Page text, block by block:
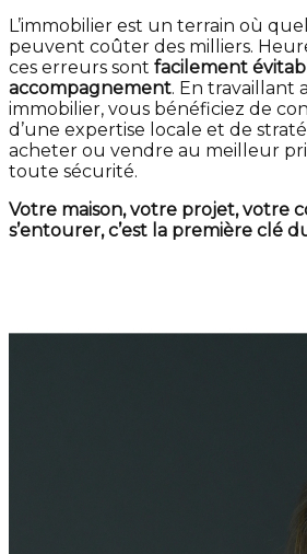
L’immobilier est un terrain où
peuvent coûter des milliers.
ces erreurs sont facilement
accompagnement. En travaillant
immobilier, vous bénéficiez de
d’une expertise locale et de
acheter ou vendre au meilleur
toute sécurité.
Votre maison, votre projet, votre
s’entourer, c’est la première clé